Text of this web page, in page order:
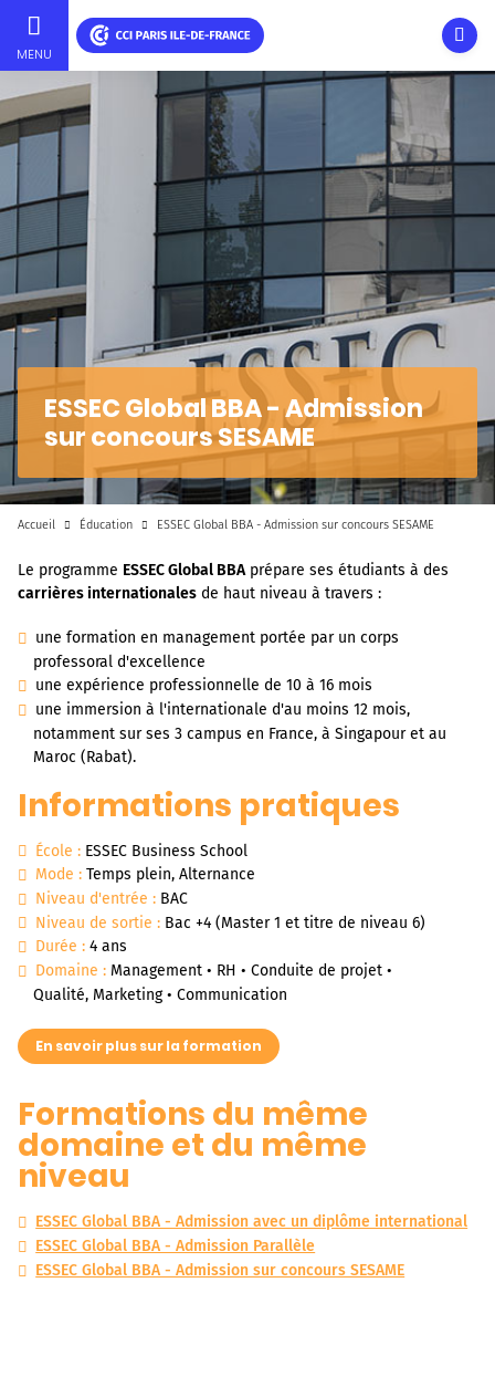
au
contenu
principal
MENU
ESSEC Global BBA - Admission
sur concours SESAME
Accueil Éducation ESSEC Global BBA - Admission sur concours SESAME
Le programme ESSEC Global BBAprépare ses étudiants à des
carrières internationales de haut niveau à travers :
une formation en management portée par un corps
professoral d'excellence
une expérience professionnelle de 10 à 16 mois
une immersion à l'internationale d'au moins 12 mois,
notamment sur ses 3 campus en France, à Singapour et au
Maroc (Rabat).
Informations pratiques
École : ESSEC Business School
Mode : Temps plein, Alternance
Niveau d'entrée : BAC
Niveau de sortie : Bac +4 (Master 1 et titre de niveau 6)
Durée : 4 ans
Domaine : Management • RH • Conduite de projet •
Qualité, Marketing • Communication
En savoir plus sur la formation
Formations du même
domaine et du même
niveau
ESSEC Global BBA - Admission avec un diplôme international
ESSEC Global BBA - Admission Parallèle
ESSEC Global BBA - Admission sur concours SESAME